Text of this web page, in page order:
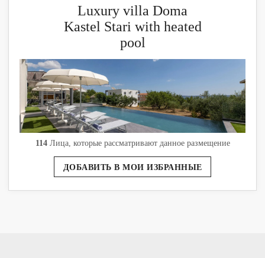
Luxury villa Doma
Kastel Stari with heated
pool
114Лица, которые рассматривают данное размещение
ДОБАВИТЬ В МОИ ИЗБРАННЫЕ